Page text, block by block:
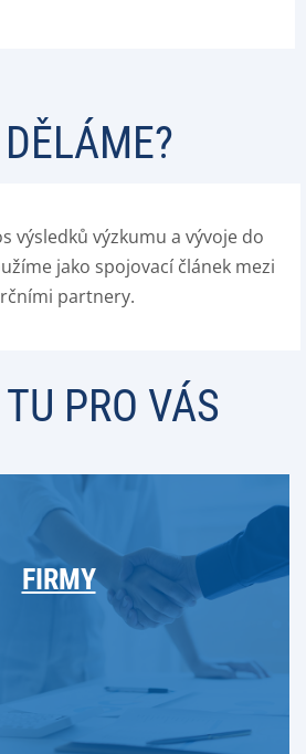
výsledků výzkumu a vývoje do
jako spojovací článek mezi
partnery.
PRO VÁS
FIRMY